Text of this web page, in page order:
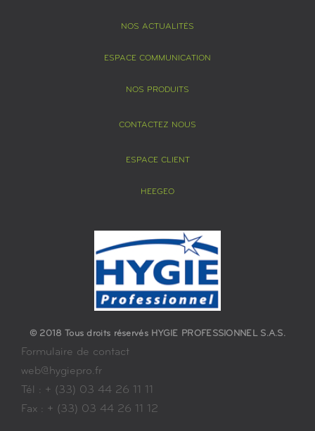
NOS ACTUALITÉS
ESPACE COMMUNICATION
NOS PRODUITS
CONTACTEZ NOUS
ESPACE CLIENT
HEEGEO
© 2018 Tous droits réservés HYGIE PROFESSIONNEL S.A.S.
Formulaire de contact
web@hygiepro.fr
Tél : + (33) 03 44 26 11 11
Fax : + (33) 03 44 26 11 12